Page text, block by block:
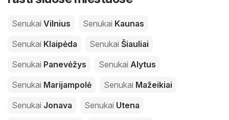
Senukai Vilnius Senukai Kaunas
Senukai Klaipėda Senukai Šiauliai
Senukai Panevėžys Senukai Alytus
Senukai Marijampolė Senukai Mažeikiai
Senukai Jonava Senukai Utena